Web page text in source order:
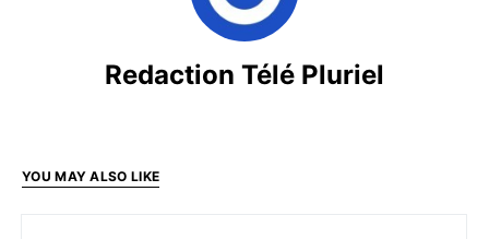
Redaction Télé Pluriel
YOU MAY ALSO LIKE